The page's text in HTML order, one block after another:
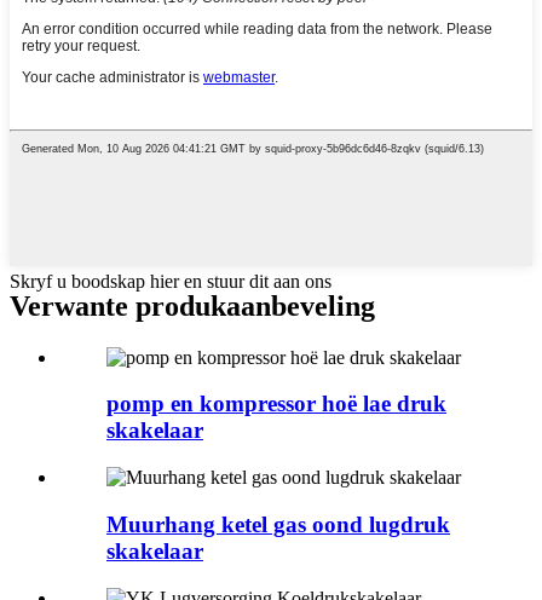
Skryf u boodskap hier en stuur dit aan ons
Verwante produkaanbeveling
pomp en kompressor hoë lae druk
skakelaar
Muurhang ketel gas oond lugdruk
skakelaar